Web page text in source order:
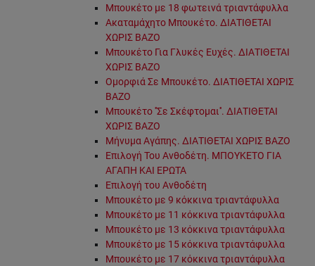
Μπουκέτο με 18 φωτεινά τριαντάφυλλα
Ακαταμάχητο Μπουκέτο. ΔΙΑΤΙΘΕΤΑΙ
ΧΩΡΙΣ ΒΑΖΟ
Μπουκέτο Για Γλυκές Ευχές. ΔΙΑΤΙΘΕΤΑΙ
ΧΩΡΙΣ ΒΑΖΟ
Ομορφιά Σε Μπουκέτο. ΔΙΑΤΙΘΕΤΑΙ ΧΩΡΙΣ
ΒΑΖΟ
Μπουκέτο ''Σε Σκέφτομαι''. ΔΙΑΤΙΘΕΤΑΙ
ΧΩΡΙΣ ΒΑΖΟ
Μήνυμα Αγάπης. ΔΙΑΤΙΘΕΤΑΙ ΧΩΡΙΣ ΒΑΖΟ
Επιλογή Του Ανθοδέτη. ΜΠΟΥΚΕΤΟ ΓΙΑ
ΑΓΑΠΗ ΚΑΙ ΕΡΩΤΑ
Επιλογή του Ανθοδέτη
Μπουκέτο με 9 κόκκινα τριαντάφυλλα
Μπουκέτο με 11 κόκκινα τριαντάφυλλα
Μπουκέτο με 13 κόκκινα τριαντάφυλλα
Μπουκέτο με 15 κόκκινα τριαντάφυλλα
Μπουκέτο με 17 κόκκινα τριαντάφυλλα